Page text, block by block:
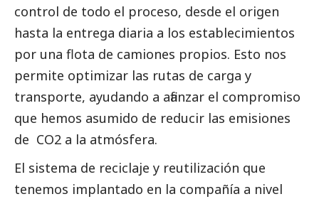
control de todo el proceso, desde el origen
hasta la entrega diaria a los establecimientos
por una flota de camiones propios. Esto nos
permite optimizar las rutas de carga y
transporte, ayudando a afianzar el compromiso
que hemos asumido de reducir las emisiones
de CO2 a la atmósfera.
El sistema de reciclaje y reutilización que
tenemos implantado en la compañía a nivel